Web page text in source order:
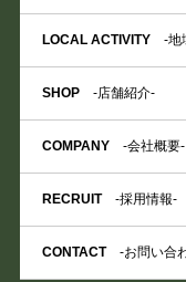
LOCAL ACTIVITY-地
SHOP-店舗紹介-
COMPANY-会社概要-
RECRUIT-採用情報-
CONTACT-お問い合